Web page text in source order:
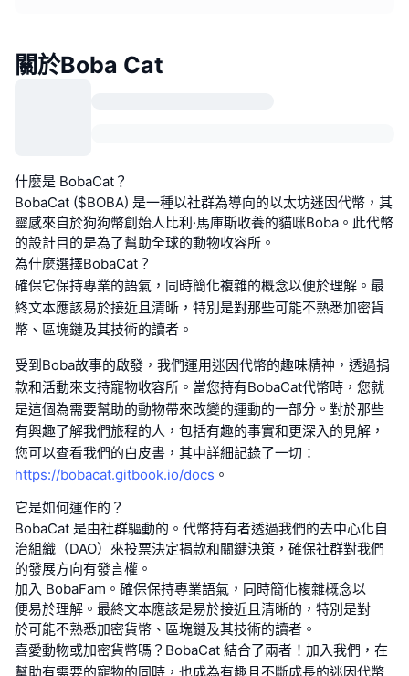
關於Boba Cat
什麼是 BobaCat？
BobaCat ($BOBA) 是一種以社群為導向的以太坊迷因代幣，其
靈感來自於狗狗幣創始人比利·馬庫斯收養的貓咪Boba。此代幣
的設計目的是為了幫助全球的動物收容所。
為什麼選擇BobaCat？
確保它保持專業的語氣，同時簡化複雜的概念以便於理解。最
終文本應該易於接近且清晰，特別是對那些可能不熟悉加密貨
幣、區塊鏈及其技術的讀者。
受到Boba故事的啟發，我們運用迷因代幣的趣味精神，透過捐
款和活動來支持寵物收容所。當您持有BobaCat代幣時，您就
是這個為需要幫助的動物帶來改變的運動的一部分。對於那些
有興趣了解我們旅程的人，包括有趣的事實和更深入的見解，
您可以查看我們的白皮書，其中詳細記錄了一切：
https://bobacat.gitbook.io/docs 。
它是如何運作的？
BobaCat 是由社群驅動的。代幣持有者透過我們的去中心化自
治組織（DAO）來投票決定捐款和關鍵決策，確保社群對我們
的發展方向有發言權。
加入 BobaFam。確保保持專業語氣，同時簡化複雜概念以
便易於理解。最終文本應該是易於接近且清晰的，特別是對
於可能不熟悉加密貨幣、區塊鏈及其技術的讀者。
喜愛動物或加密貨幣嗎？BobaCat 結合了兩者！加入我們，在
幫助有需要的寵物的同時，也成為有趣且不斷成長的迷因代幣